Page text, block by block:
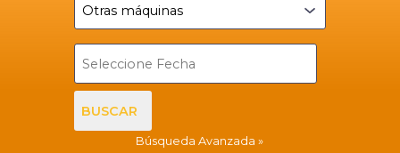
BUSCAR
Búsqueda Avanzada